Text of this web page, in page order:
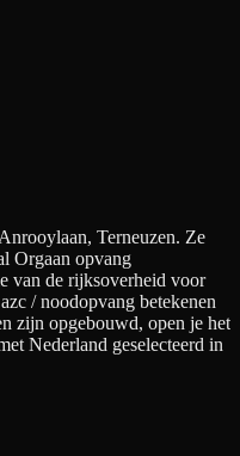
Terneuzen. Ze
Orgaan opvang
van de rijksoverheid voor
/ noodopvang betekenen
zijn opgebouwd, open je het
Nederland geselecteerd in